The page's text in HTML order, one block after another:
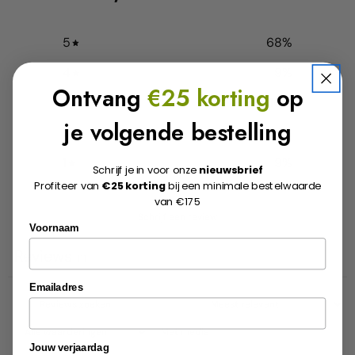
5 68%
3
10%
2
4%
Met media
Ontvang €25 korting op
je volgende bestelling
Schrijf je in voor onze nieuwsbrief
Profiteer van €25 kortingbij een minimale bestelwaarde
van €175
Voornaam
Emailadres
Jouw verjaardag